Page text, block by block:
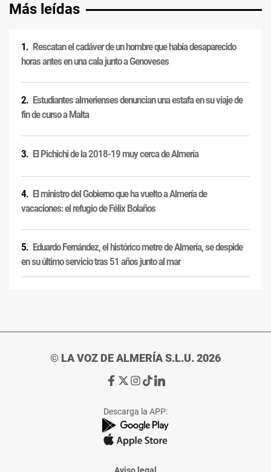
Más leídas
Rescatan el cadáver de un hombre que había desaparecido
horas antes en una cala junto a Genoveses
Estudiantes almerienses denuncian una estafa en su viaje de
fin de curso a Malta
El Pichichi de la 2018-19 muy cerca de Almería
El ministro del Gobierno que ha vuelto a Almería de
vacaciones: el refugio de Félix Bolaños
Eduardo Fernández, el histórico metre de Almería, se despide
en su último servicio tras 51 años junto al mar
© LA VOZ DE ALMERÍA S.L.U. 2026
Ir
de
La
Voz
Almería
Ir
de
La
Voz
Almería
Ir
de
La
Voz
Almería
Ir
de
La
Voz
Almería
Ir
de
La
Voz
Descarga la APP: